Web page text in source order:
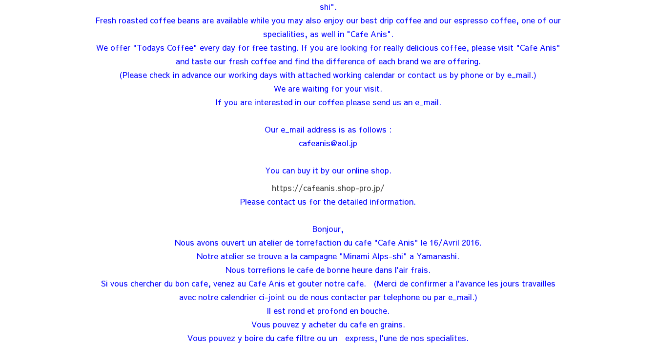
shi".
Fresh roasted coffee beans are available while you may also enjoy our best drip coffee and our espresso coffee, one of our
specialities, as well in "Cafe Anis".
We offer "Todays Coffee" every day for free tasting. If you are looking for really delicious coffee, please visit "Cafe Anis"
and taste our fresh coffee and find the difference of each brand we are offering.
(Please check in advance our working days with attached working calendar or contact us by phone or by e_mail.)
We are waiting for your visit.
If you are interested in our coffee please send us an e_mail.
Our e_mail address is as follows :
cafeanis@aol.jp
You can buy it by our online shop.
https://cafeanis.shop-pro.jp/
Please contact us for the detailed information.
Bonjour,
Nous avons ouvert un atelier de torrefaction du cafe "Cafe Anis" le 16/Avril 2016.
Notre atelier se trouve a la campagne "Minami Alps-shi" a Yamanashi.
Nous torrefions le cafe de bonne heure dans l'air frais.
Si vous chercher du bon cafe, venez au Cafe Anis et gouter notre cafe. (Merci de confirmer a l'avance les jours travailles
avec notre calendrier ci-joint ou de nous contacter par telephone ou par e_mail.)
Il est rond et profond en bouche.
Vous pouvez y acheter du cafe en grains.
Vous pouvez y boire du cafe filtre ou un express, l'une de nos specialites.